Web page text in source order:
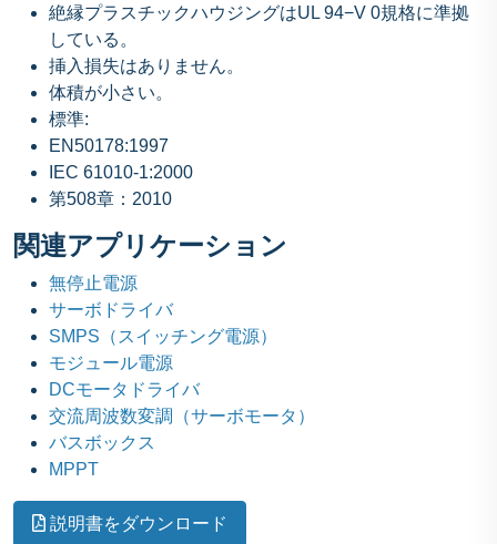
絶縁プラスチックハウジングはUL 94−V 0規格に準拠
している。
挿入損失はありません。
体積が小さい。
標準:
EN50178:1997
IEC 61010-1:2000
第508章：2010
関連アプリケーション
無停止電源
サーボドライバ
SMPS（スイッチング電源）
モジュール電源
DCモータドライバ
交流周波数変調（サーボモータ）
バスボックス
MPPT
説明書をダウンロード